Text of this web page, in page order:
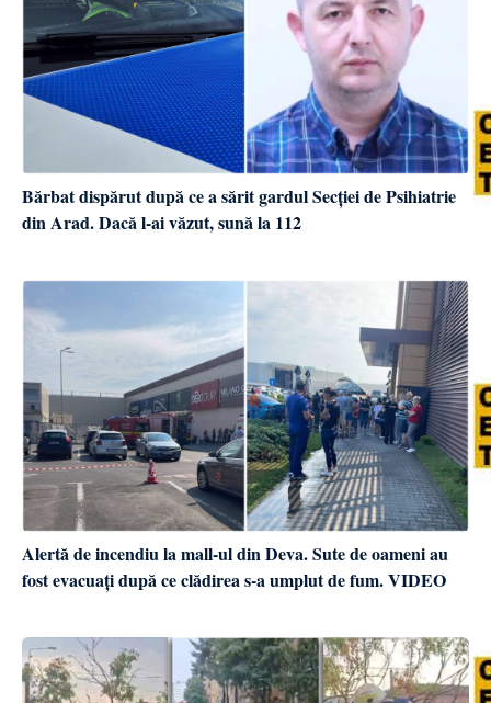
Bărbat dispărut după ce a sărit gardul Secției de Psihiatrie
din Arad. Dacă l-ai văzut, sună la 112
Alertă de incendiu la mall-ul din Deva. Sute de oameni au
fost evacuați după ce clădirea s-a umplut de fum. VIDEO